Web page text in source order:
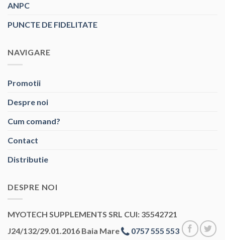
ANPC
PUNCTE DE FIDELITATE
NAVIGARE
Promotii
Despre noi
Cum comand?
Contact
Distributie
DESPRE NOI
MYOTECH SUPPLEMENTS SRL CUI: 35542721
J24/132/29.01.2016 Baia Mare
0757 555 553